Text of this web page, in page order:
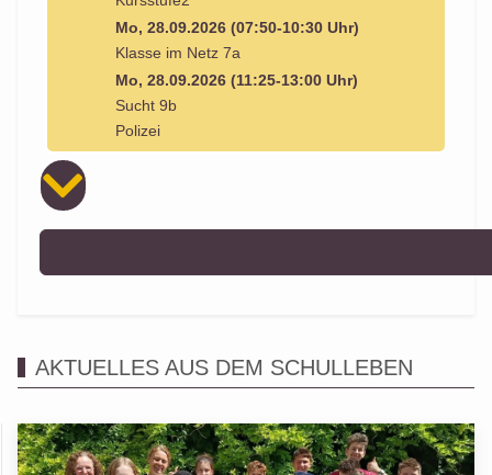
Mo, 28.09.2026 (07:50-10:30 Uhr)
Klasse im Netz 7a
Mo, 28.09.2026 (11:25-13:00 Uhr)
Sucht 9b
Polizei
AKTUELLES AUS DEM SCHULLEBEN